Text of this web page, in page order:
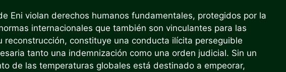
Eni violan derechos humanos fundamentales, protegidos por la
internacionales que también son vinculantes para las
reconstrucción, constituye una conducta ilícita perseguible
tanto una indemnización como una orden judicial. Sin un
de las temperaturas globales está destinado a empeorar,